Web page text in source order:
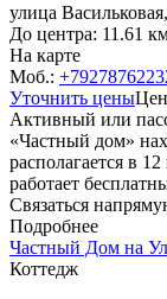
улица
До центра: 11.61
На карте
Моб.:
Уточнить цены
Активный или
«Частный дом»
располагается в
работает
Связаться
Подробнее
Частный Дом на
Коттедж